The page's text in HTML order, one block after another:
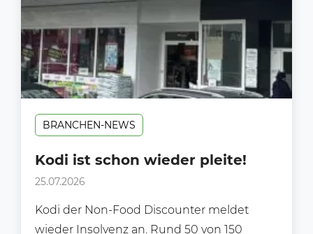
BRANCHEN-NEWS
Kodi ist schon wieder pleite!
25.07.2026
Kodi der Non-Food Discounter meldet
wieder Insolvenz an. Rund 50 von 150